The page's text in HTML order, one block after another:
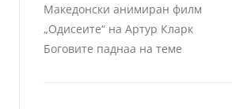
Македонски анимиран филм
„Одисеите“ на Артур Кларк
Боговите паднаа на теме